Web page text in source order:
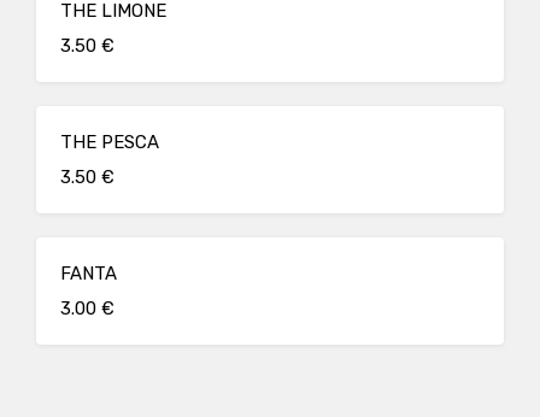
THE LIMONE
3.50 €
THE PESCA
3.50 €
FANTA
3.00 €